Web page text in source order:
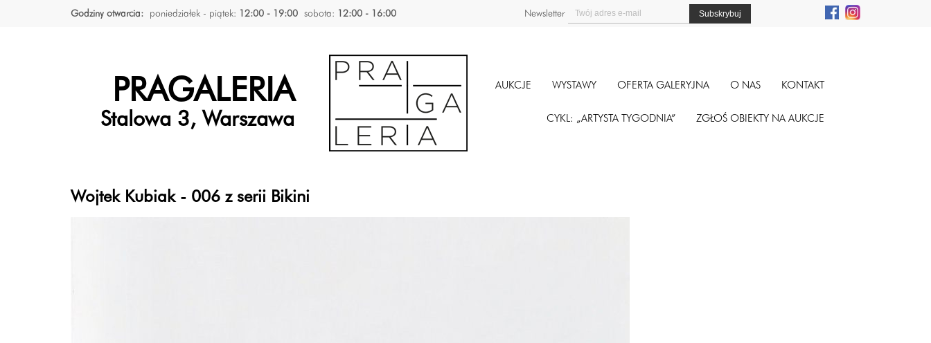
Godziny otwarcia: poniedziałek - piątek: 12:00 - 19:00 sobota: 12:00 - 16:00 Newsletter
PRAGALERIA
Stalowa 3, Warszawa
AUKCJE WYSTAWY OFERTA GALERYJNA O NAS KONTAKT
CYKL: „ARTYSTA TYGODNIA” ZGŁOŚ OBIEKTY NA AUKCJE
Wojtek Kubiak - 006 z serii Bikini